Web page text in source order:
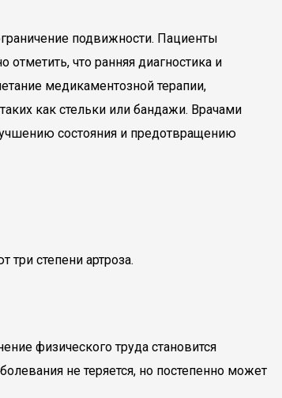
подвижности. Пациенты
что ранняя диагностика и
медикаментозной терапии,
как стельки или бандажи. Врачами
состояния и предотвращению
степени артроза.
физического труда становится
не теряется, но постепенно может